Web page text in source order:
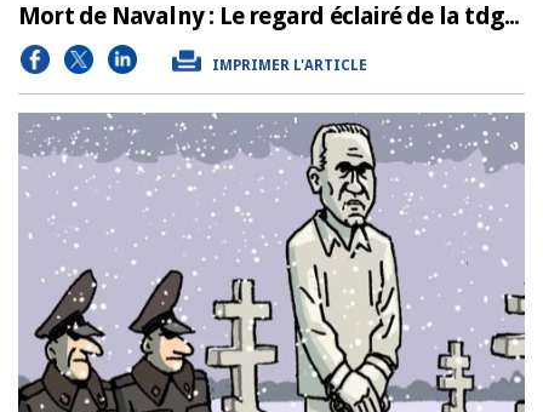
Mort de Navalny : Le regard éclairé de la tdg...
IMPRIMER L'ARTICLE